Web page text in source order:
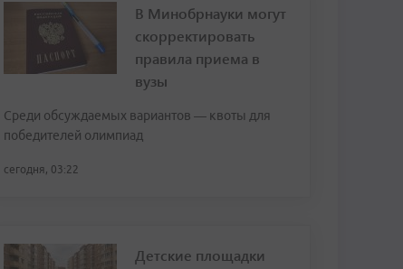
В Минобрнауки могут
скорректировать
правила приема в
вузы
Среди обсуждаемых вариантов — квоты для
победителей олимпиад
сегодня, 03:22
Детские площадки